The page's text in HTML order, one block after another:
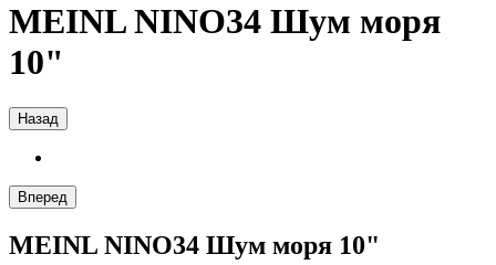
MEINL NINO34 Шум моря
10"
Назад
Вперед
MEINL NINO34 Шум моря 10"